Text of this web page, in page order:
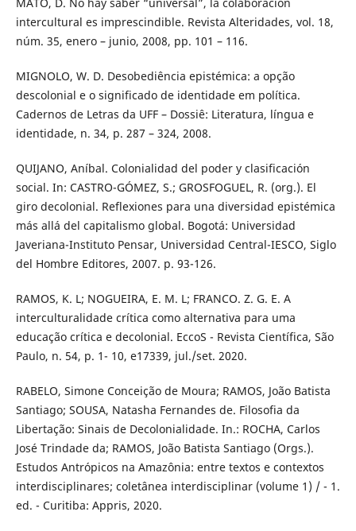
intercultural es imprescindible. Revista Alteridades, vol. 18,
núm. 35, enero – junio, 2008, pp. 101 – 116.
MIGNOLO, W. D. Desobediência epistémica: a opção
descolonial e o significado de identidade em política.
Cadernos de Letras da UFF – Dossiê: Literatura, língua e
identidade, n. 34, p. 287 – 324, 2008.
QUIJANO, Aníbal. Colonialidad del poder y clasificación
social. In: CASTRO-GÓMEZ, S.; GROSFOGUEL, R. (org.). El
giro decolonial. Reflexiones para una diversidad epistémica
más allá del capitalismo global. Bogotá: Universidad
Javeriana-Instituto Pensar, Universidad Central-IESCO, Siglo
del Hombre Editores, 2007. p. 93-126.
RAMOS, K. L; NOGUEIRA, E. M. L; FRANCO. Z. G. E. A
interculturalidade crítica como alternativa para uma
educação crítica e decolonial. EccoS - Revista Científica, São
Paulo, n. 54, p. 1- 10, e17339, jul./set. 2020.
RABELO, Simone Conceição de Moura; RAMOS, João Batista
Santiago; SOUSA, Natasha Fernandes de. Filosofia da
Libertação: Sinais de Decolonialidade. In.: ROCHA, Carlos
José Trindade da; RAMOS, João Batista Santiago (Orgs.).
Estudos Antrópicos na Amazônia: entre textos e contextos
interdisciplinares; coletânea interdisciplinar (volume 1) / - 1.
ed. - Curitiba: Appris, 2020.